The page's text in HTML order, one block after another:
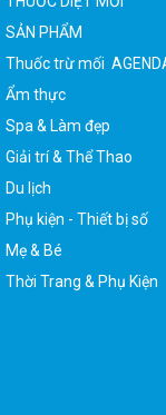
SẢN PHẨM
Ẩm thực